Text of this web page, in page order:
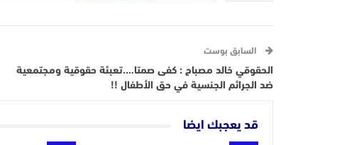
السابق بوست
الحقوقي خالد مصباح : كفى صمتا….تعبئة حقوقية ومجتمعية
ضد الجرائم الجنسية في حق الأطفال !!
قد يعجبك ايضا